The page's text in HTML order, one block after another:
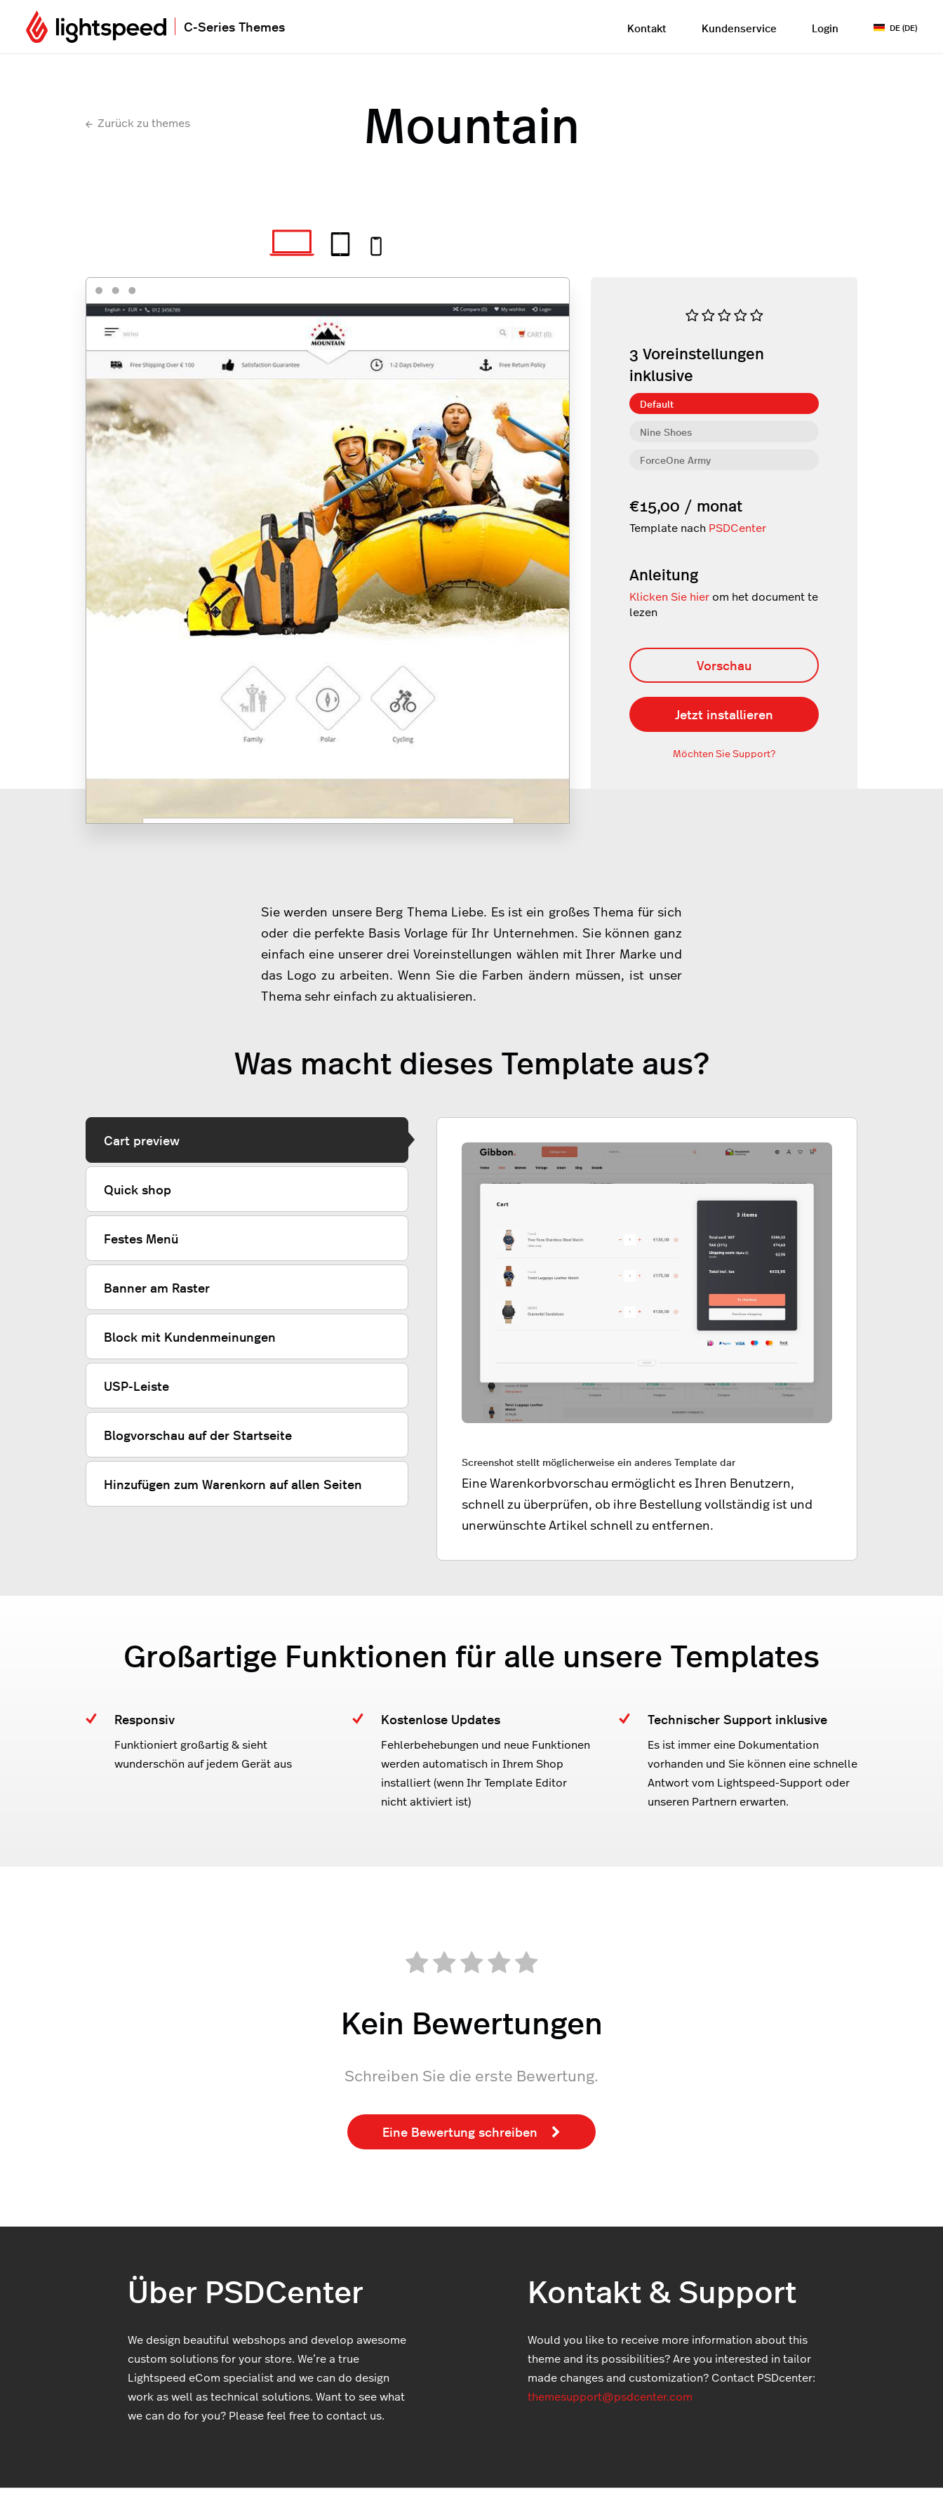
C-Series Themes Kontakt Kundenservice Login DE (DE)
Zurück zu themes Mountain
3 Voreinstellungen
inklusive
Nine Shoes
ForceOne Army
Default
€15,00 / monat
Template nach PSDCenter
Anleitung
Klicken Sie hier om het document te
lezen
Vorschau
Jetzt installieren
Möchten Sie Support?
Sie werden unsere Berg Thema Liebe. Es ist ein großes Thema für sich
oder die perfekte Basis Vorlage für Ihr Unternehmen. Sie können ganz
einfach eine unserer drei Voreinstellungen wählen mit Ihrer Marke und
das Logo zu arbeiten. Wenn Sie die Farben ändern müssen, ist unser
Thema sehr einfach zu aktualisieren.
Was macht dieses Template aus?
Cart preview
Quick shop
Festes Menü
Banner am Raster
Block mit Kundenmeinungen
USP-Leiste
Blogvorschau auf der Startseite
Hinzufügen zum Warenkorn auf allen Seiten
Screenshot stellt möglicherweise ein anderes Template dar
Eine Warenkorbvorschau ermöglicht es Ihren Benutzern,
schnell zu überprüfen, ob ihre Bestellung vollständig ist und
unerwünschte Artikel schnell zu entfernen.
Großartige Funktionen für alle unsere Templates
Responsiv
Funktioniert großartig & sieht
wunderschön auf jedem Gerät aus
Kostenlose Updates
Fehlerbehebungen und neue Funktionen
werden automatisch in Ihrem Shop
installiert (wenn Ihr Template Editor
nicht aktiviert ist)
Technischer Support inklusive
Es ist immer eine Dokumentation
vorhanden und Sie können eine schnelle
Antwort vom Lightspeed-Support oder
unseren Partnern erwarten.
Kein Bewertungen
Schreiben Sie die erste Bewertung.
Eine Bewertung schreiben
Über PSDCenter
We design beautiful webshops and develop awesome
custom solutions for your store. We’re a true
Lightspeed eCom specialist and we can do design
work as well as technical solutions. Want to see what
we can do for you? Please feel free to contact us.
Kontakt & Support
Would you like to receive more information about this
theme and its possibilities? Are you interested in tailor
made changes and customization? Contact PSDcenter:
themesupport@psdcenter.com